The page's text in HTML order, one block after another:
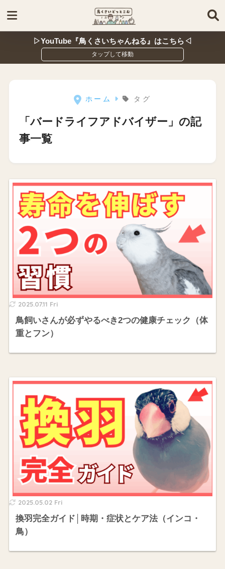
▷YouTube『鳥くさいちゃんねる』はこちら◁
ホーム タグ
「バードライフアドバイザー」の記
事一覧
2025.07.11 Fri
鳥飼いさんが必ずやるべき2つの健康チェック（体
重とフン）
2025.05.02 Fri
換羽完全ガイド│時期・症状とケア法（インコ・
鳥）